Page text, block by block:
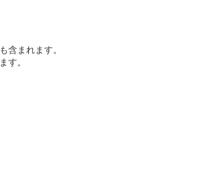
含まれます。
す。